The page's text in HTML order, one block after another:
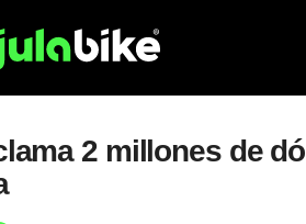
2 millones de